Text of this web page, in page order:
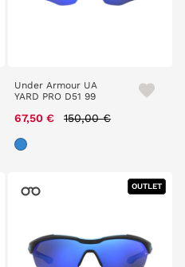
Under Armour UA
YARD PRO D51 99
67,50 € Price reduced from
150,00 €
OUTLET
OUTLET